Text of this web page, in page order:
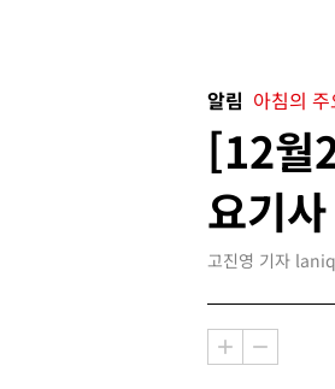
알림 아침의
[12월
요기사
고진영 기자